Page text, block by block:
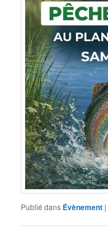
Publié dans Évènement |